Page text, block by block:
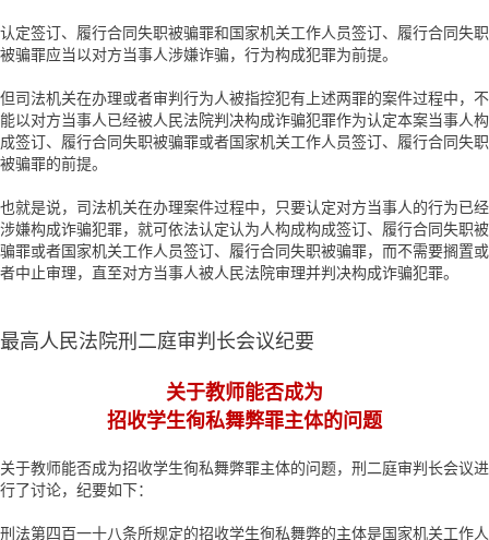
认定签订、履行合同失职被骗罪和国家机关工作人员签订、履行合同失职
被骗罪应当以对方当事人涉嫌诈骗，行为构成犯罪为前提。
但司法机关在办理或者审判行为人被指控犯有上述两罪的案件过程中，不
能以对方当事人已经被人民法院判决构成诈骗犯罪作为认定本案当事人构
成签订、履行合同失职被骗罪或者国家机关工作人员签订、履行合同失职
被骗罪的前提。
也就是说，司法机关在办理案件过程中，只要认定对方当事人的行为已经
涉嫌构成诈骗犯罪，就可依法认定认为人构成构成签订、履行合同失职被
骗罪或者国家机关工作人员签订、履行合同失职被骗罪，而不需要搁置或
者中止审理，直至对方当事人被人民法院审理并判决构成诈骗犯罪。
最高人民法院刑二庭审判长会议纪要
关于教师能否成为
招收学生徇私舞弊罪主体的问题
关于教师能否成为招收学生徇私舞弊罪主体的问题，刑二庭审判长会议进
行了讨论，纪要如下：
刑法第四百一十八条所规定的招收学生徇私舞弊的主体是国家机关工作人